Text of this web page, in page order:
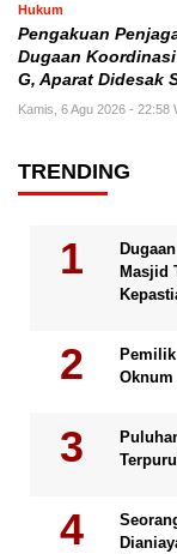
Hukum
Pengakuan
Dugaan
G, Aparat Didesak
Kamis, 6 Agu 2026 - 22:58
TRENDING
Masjid
Oknum